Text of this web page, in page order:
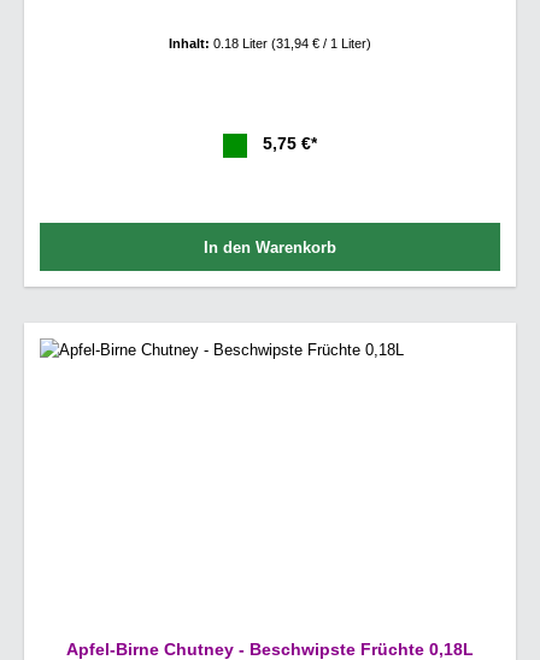
Inhalt: 0.18 Liter (31,94 € / 1 Liter)
5,75 €*
In den Warenkorb
Apfel-Birne Chutney - Beschwipste Früchte 0,18L